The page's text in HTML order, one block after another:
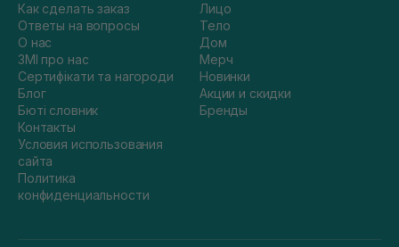
Как сделать заказ
Ответы на вопросы
О нас
ЗМІ про нас
Сертифікати та нагороди
Блог
Бюті словник
Контакты
Условия использования
сайта
Политика
конфиденциальности
Лицо
Тело
Дом
Мерч
Новинки
Акции и скидки
Бренды